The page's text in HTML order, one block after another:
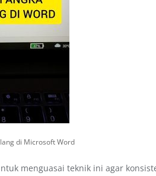
di Microsoft Word
menguasai teknik ini agar